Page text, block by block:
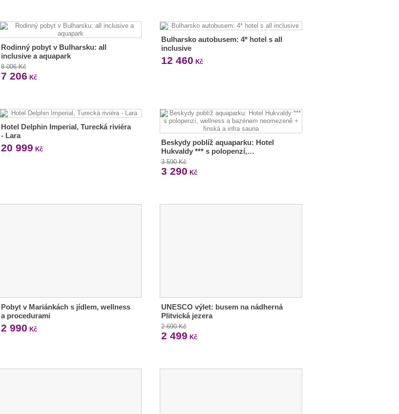
Rodinný pobyt v Bulharsku: all
inclusive a aquapark
8 006 Kč
7 206 Kč
Bulharsko autobusem: 4* hotel s all
inclusive
12 460 Kč
Hotel Delphin Imperial, Turecká riviéra
- Lara
20 999 Kč
Beskydy poblíž aquaparku: Hotel
Hukvaldy *** s polopenzí,…
3 590 Kč
3 290 Kč
Pobyt v Mariánkách s jídlem, wellness
a procedurami
2 990 Kč
UNESCO výlet: busem na nádherná
Plitvická jezera
2 690 Kč
2 499 Kč